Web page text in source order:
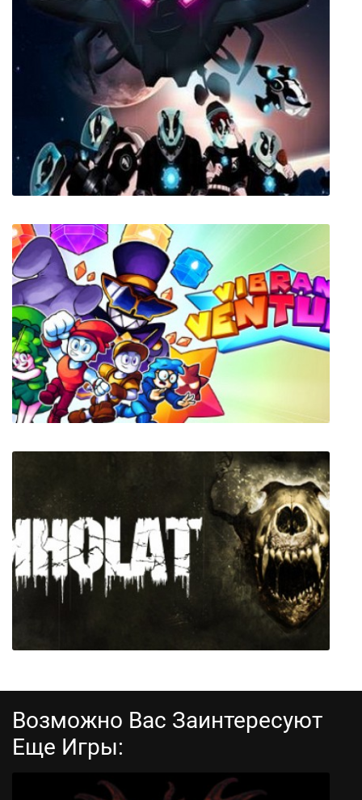
live Desktop Beauty
Gravity Badgers
Vibrant Venture
Kholat
Возможно Вас Заинтересуют
Еще Игры: